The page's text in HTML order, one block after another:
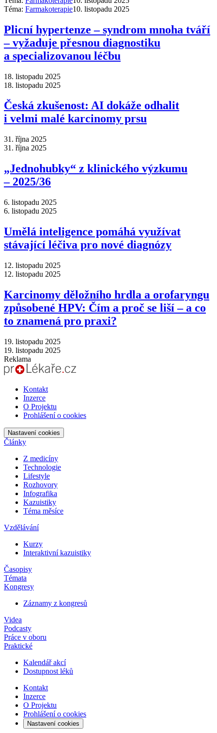
Téma: Farmakoterapie10. listopadu 2025
Plicní hypertenze –⁠ syndrom mnoha tváří
–⁠ vyžaduje přesnou diagnostiku
a specializovanou léčbu
18. listopadu 2025
18. listopadu 2025
Česká zkušenost: AI dokáže odhalit
i velmi malé karcinomy prsu
31. října 2025
31. října 2025
„Jednohubky“ z klinického výzkumu
–⁠ 2025/36
6. listopadu 2025
6. listopadu 2025
Umělá inteligence pomáhá využívat
stávající léčiva pro nové diagnózy
12. listopadu 2025
12. listopadu 2025
Karcinomy děložního hrdla a orofaryngu
způsobené HPV: Čím a proč se liší –⁠ a co
to znamená pro praxi?
19. listopadu 2025
19. listopadu 2025
Reklama
Kontakt
Inzerce
O Projektu
Prohlášení o cookies
Nastavení cookies
Články
Z medicíny
Technologie
Lifestyle
Rozhovory
Infografika
Kazuistiky
Téma měsíce
Vzdělávání
Kurzy
Interaktivní kazuistiky
Časopisy
Témata
Kongresy
Záznamy z kongresů
Videa
Podcasty
Práce v oboru
Praktické
Kalendář akcí
Dostupnost léků
Kontakt
Inzerce
O Projektu
Prohlášení o cookies
Nastavení cookies